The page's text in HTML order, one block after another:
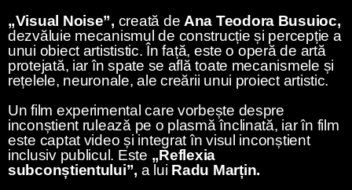
„Visual Noise”, creată de Ana Teodora Busuioc,
dezvăluie mecanismul de construcție și percepție a
unui obiect artististic. În față, este o operă de artă
protejată, iar în spate se află toate mecanismele și
rețelele, neuronale, ale creării unui proiect artistic.
Un film experimental care vorbește despre
inconștient rulează pe o plasmă înclinată, iar în film
este captat video și integrat în visul inconștient
inclusiv publicul. Este „Reflexia
subconștientului”, a lui Radu Marțin.